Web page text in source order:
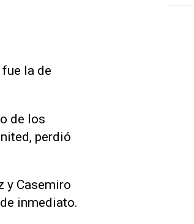
la de
de los
perdió
y Casemiro
inmediato.